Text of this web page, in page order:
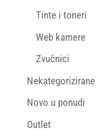
Tinte i toneri
Web kamere
Zvučnici
Nekategorizirane
Novo u ponudi
Outlet